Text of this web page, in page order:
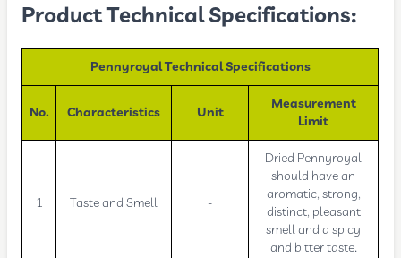
Product Technical Specifications:
Pennyroyal Technical Specifications
No. Characteristics Unit
Measurement
Limit
1 Taste and Smell -
Dried Pennyroyal
should have an
aromatic, strong,
distinct, pleasant
smell and a spicy
and bitter taste.